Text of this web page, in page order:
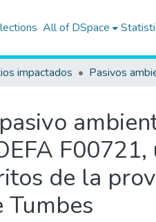
All of DSpace
impactados Pasivos
de la